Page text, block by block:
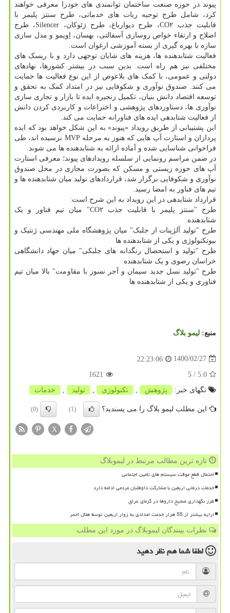
پیوند در حوزه صنعت ساختمان توانمندی های خودرا معرفی خواهند
کرد، شامل طرح توجیه ربات های خدماتی، طرح سنتز پلیمر با
قابلیت جذب CO۲، طرح دیوارباغ، طرح ژئوکان، Silencer، طرح
اصلاح و ارتقاء خواص روسازی آسفالتی، بهسان، اِویمو و مدل سازی
سازه با بهره گیری از بسته آموزشی ارغوان است.
فعالیت شتابدهنده ها، هزینه های شایان توجهی دارد و با ریسک های
مختلفی نیز هم راه است. بدین سبب در بیشتر کشورها، نهادهای
دولتی و عمومی، با کمک های بلاعوض از این نوع فعالیت ها حمایت
می کنند. صندوق نوآوری و شکوفایی نیز در امتداد کمک به تحقق و
توسعه اقتصاد دانش بنیان، تکمیل زنجیره ایده تا بازار و تجاری سازی
نوآوری ها، دستاوردهای پژوهشی و اختراعات و کاربردی کردن دانش
از فعالیت شتابدهی ایده های فناورانه حمایت می کند.
این پشتیبانی از طریق رویداد «پیوند» به این شکل خواهد بود که ایده
پردازان و استارت آپ هایی که هنوز به مرحله MVP نرسیده اند، طی
فراخوانی شناسایی شده و آماده ارائه به شتابدهنده ها می شوند.
در ضمن مراسم رونمایی از سلسله رویدادهای پیوند؛ معرفی استارت
آپ های حوزه زیستی و مسکن که بصورت مجازی در محل صندوق
نوآوری و شکوفایی برگزار شد، قراردادهای تولید میان شتابدهنده ها و
تیم های فناور به امضا رسید.
قرارداد شتابدهی در این رویداد به این شرح است:
طرح "سنتز پلیمر با قابلیت جذب CO۲" میان تیم فناور و یک
شتابدهنده
طرح "تولید آلژینات از جلبک" میان پژوهشگاه ملی مهندسی ژنتیک و
بیوتکنولوژی و یکی از شتابدهنده ها
طرح "تولید و استحصال رنگدانه های جلبکی" میان جهاد دانشگاهی
خراسان رضوی و یک شتابدهنده
طرح "تولید نسل جدید سیمان و آجر نسوز با مقاومت" بالا میان تیم
فناوری و یکی از شتابدهنده ها
منبع: لیمو بلاگ
1400/02/27
22:23:06
5.0
/ 5
1621
تگهای خبر:
پژوهش , تكنولوژی , تولید , خدمات
این مطلب لیمو بلاگ را می پسندید؟ (1)
(0)
X
تازه ترین مطالب مرتبط در لیموبلاگ
احتمال قطع موقت سیستم های تامین اجتماعی
خدمات درمانی اربعین با مشارکت داوطلبان مردمی ادامه دارد
طرز نگهداری صحیح داروها در گرمای عراق
ارایه بیشتر از 55 هزار خدمت امدادی به زوار اربعین توسط هلال احمر
نظرات بینندگان لیموبلاگ در مورد این مطلب
لطفا شما همنظر دهید